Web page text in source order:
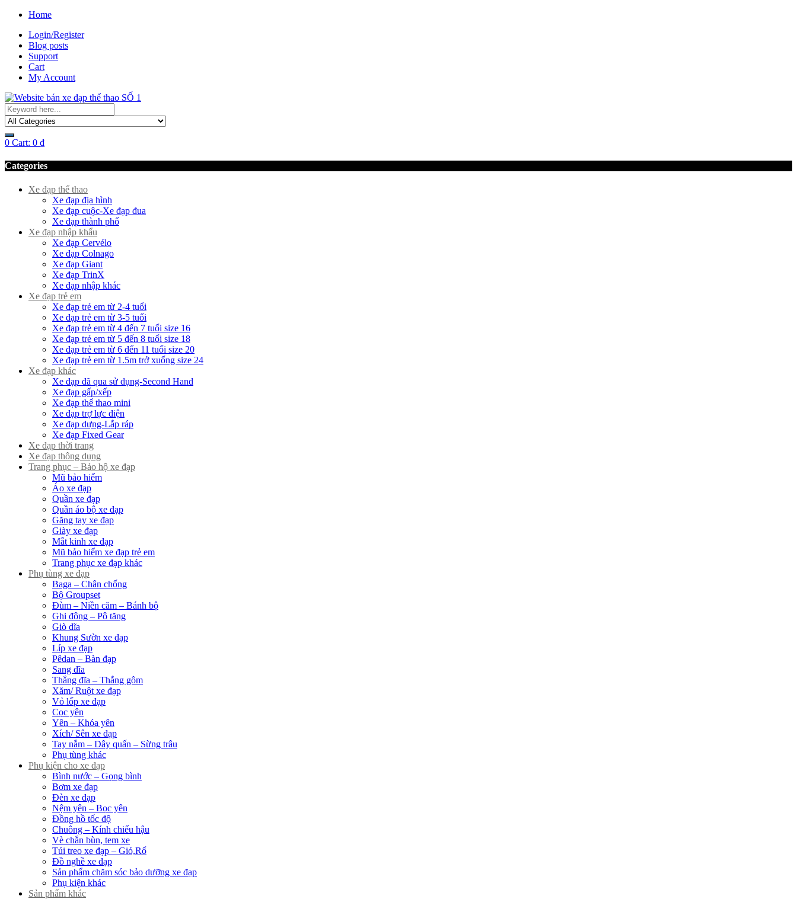
Home
Login/Register
Blog posts
Support
Cart
My Account
0 Cart: 0 ₫
Categories
Xe đạp thể thao
Xe đạp địa hình
Xe đạp cuộc-Xe đạp đua
Xe đạp thành phố
Xe đạp nhập khẩu
Xe đạp Cervélo
Xe đạp Colnago
Xe đạp Giant
Xe đạp TrinX
Xe đạp nhập khác
Xe đạp trẻ em
Xe đạp trẻ em từ 2-4 tuổi
Xe đạp trẻ em từ 3-5 tuổi
Xe đạp trẻ em từ 4 đến 7 tuổi size 16
Xe đạp trẻ em từ 5 đến 8 tuổi size 18
Xe đạp trẻ em từ 6 đến 11 tuổi size 20
Xe đạp trẻ em từ 1.5m trở xuống size 24
Xe đạp khác
Xe đạp đã qua sử dụng-Second Hand
Xe đạp gấp/xếp
Xe đạp thể thao mini
Xe đạp trợ lực điện
Xe đạp dựng-Lắp ráp
Xe đạp Fixed Gear
Xe đạp thời trang
Xe đạp thông dụng
Trang phục – Bảo hộ xe đạp
Mũ bảo hiểm
Áo xe đạp
Quần xe đạp
Quần áo bộ xe đạp
Găng tay xe đạp
Giày xe đạp
Mắt kinh xe đạp
Mũ bảo hiểm xe đạp trẻ em
Trang phục xe đạp khác
Phụ tùng xe đạp
Baga – Chân chống
Bộ Groupset
Đùm – Niền căm – Bánh bộ
Ghi đông – Pô tăng
Giò dĩa
Khung Sườn xe đạp
Líp xe đạp
Pêdan – Bàn đạp
Sang đĩa
Thắng đĩa – Thắng gôm
Xăm/ Ruột xe đạp
Vỏ lốp xe đạp
Cọc yên
Yên – Khóa yên
Xích/ Sên xe đạp
Tay nắm – Dây quấn – Sừng trâu
Phụ tùng khác
Phụ kiện cho xe đạp
Bình nước – Gọng bình
Bơm xe đạp
Đèn xe đạp
Nệm yên – Bọc yên
Đồng hồ tốc độ
Chuông – Kính chiếu hậu
Vè chắn bùn, tem xe
Túi treo xe đạp – Giỏ,Rổ
Đồ nghề xe đạp
Sản phẩm chăm sóc bảo dưỡng xe đạp
Phụ kiện khác
Sản phẩm khác